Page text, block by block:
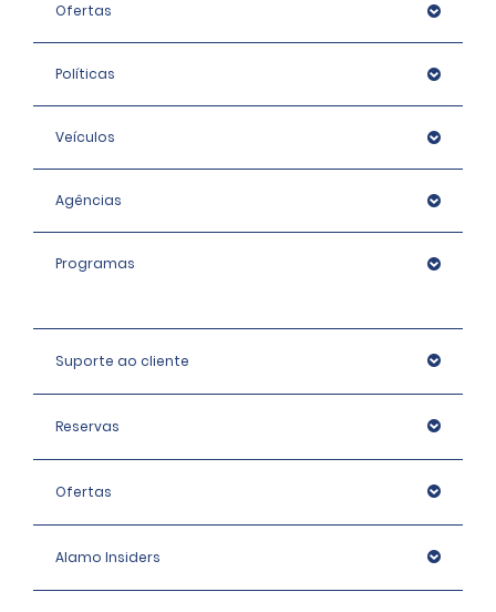
Ofertas
Políticas
Veículos
Agências
Programas
Suporte ao cliente
Reservas
Ofertas
Alamo Insiders